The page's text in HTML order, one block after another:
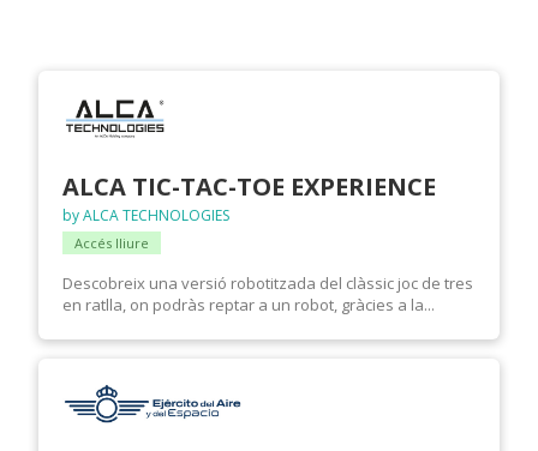
ALCA TIC-TAC-TOE EXPERIENCE
by ALCA TECHNOLOGIES
Accés lliure
Descobreix una versió robotitzada del clàssic joc de tres
en ratlla, on podràs reptar a un robot, gràcies a la...